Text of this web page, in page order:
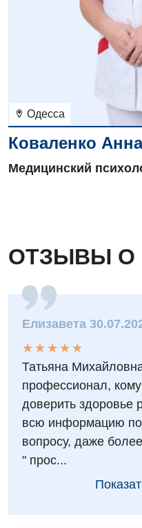
Одесса
Коваленко
Медицинский
ОТЗЫВЫ О
Елизавета
★
★
★
★
★
★ ★ ★ ★ ★
Татьяна
профессионал,
доверить здоровье
всю информацию
вопросу, даже
" прос...